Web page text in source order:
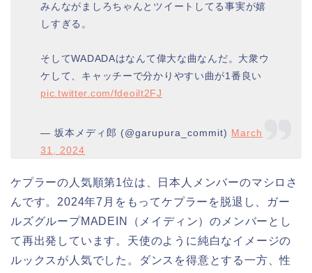
みんながましろちゃんとツイートしてる事実が嬉
しすぎる。
そしてWADADAはなんて偉大な曲なんだ。大衆ウ
ケして、キャッチーで分かりやすい曲が1番良い
pic.twitter.com/fdeoilt2FJ
— 坂本メディ郎 (@garupura_commit) March
31, 2024
ケプラーの人気順第1位は、日本人メンバーのマシロさ
んです。2024年7月をもってケプラーを脱退し、ガー
ルズグループMADEIN（メイディン）のメンバーとし
て再出発しています。天使のように純白なイメージの
ルックスが人気でした。ダンスを得意とする一方、性